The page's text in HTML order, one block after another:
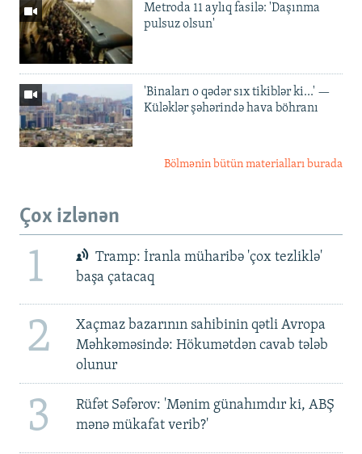
Metroda 11 aylıq fasilə: 'Daşınma
pulsuz olsun'
'Binaları o qədər sıx tikiblər ki...' —
Küləklər şəhərində hava böhranı
Bölmənin bütün materialları burada
Çox izlənən
1
Tramp: İranla müharibə 'çox tezliklə'
başa çatacaq
2
Xaçmaz bazarının sahibinin qətli Avropa
Məhkəməsində: Hökumətdən cavab tələb
olunur
3
Rüfət Səfərov: 'Mənim günahımdır ki, ABŞ
mənə mükafat verib?'